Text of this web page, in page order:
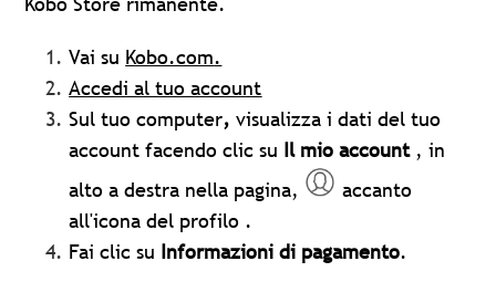
Vai su Kobo.com.
Accedi al tuo account
Sul tuo computer,visualizzai dati del tuo
account facendo clic su Il mio account, in
alto a destra nella pagina,
accanto
all'icona del profilo .
Fai clic su Informazioni di pagamento.